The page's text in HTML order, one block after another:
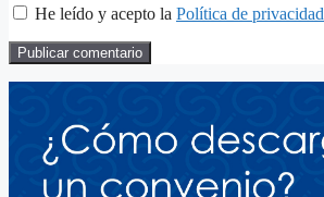
He leído y acepto la Política de privacidad